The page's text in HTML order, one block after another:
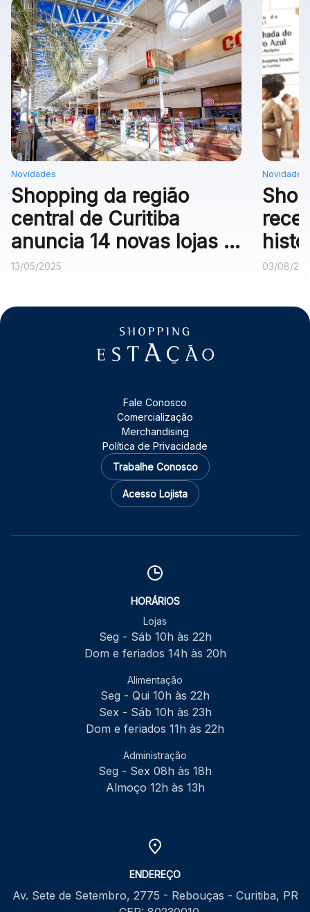
Novidades
Shopping da região
central de Curitiba
anuncia 14 novas lojas e
campanha com carro de
13/05/2025
Novidades
do
03/08/
Fale Conosco
Comercialização
Merchandising
Política de Privacidade
Trabalhe Conosco
Acesso Lojista
HORÁRIOS
Lojas
Seg - Sáb 10h às 22h
Dom e feriados 14h às 20h
Alimentação
Seg - Qui 10h às 22h
Sex - Sáb 10h às 23h
Dom e feriados 11h às 22h
Administração
Seg - Sex 08h às 18h
Almoço 12h às 13h
ENDEREÇO
Av. Sete de Setembro, 2775 - Rebouças - Curitiba, PR